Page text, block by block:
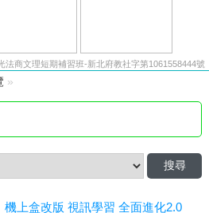
法商文理短期補習班-新北府教社字第1061558444號
»
機上盒改版 視訊學習 全面進化2.0